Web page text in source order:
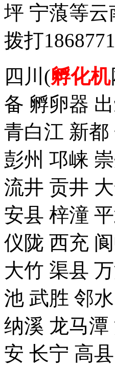
坪 宁蒗等
拨打
四川(孵化机
备 孵卵器
青白江 新都
彭州 邛崃
流井 贡井
安县 梓潼
仪陇 西充
大竹 渠县
池 武胜 邻
纳溪 龙马潭
安 长宁 高